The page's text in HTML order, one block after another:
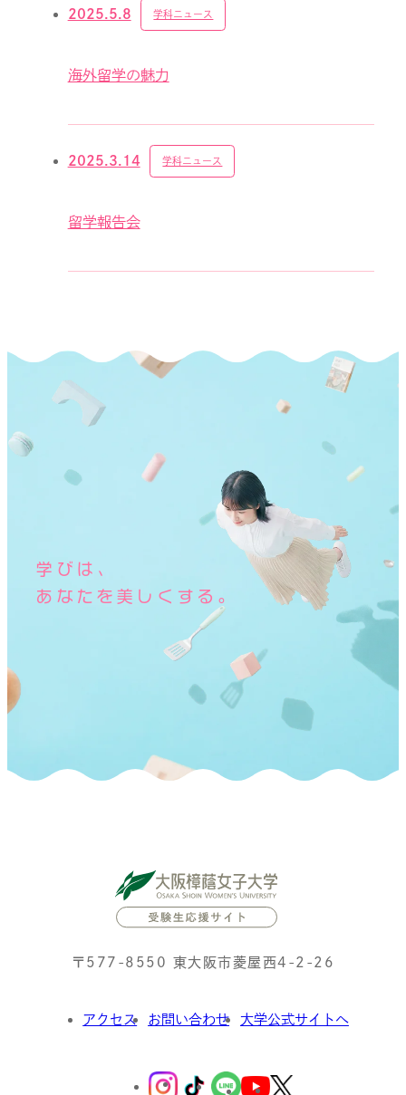
海外留学の魅力
2025.5.8 学科ニュース
留学報告会
2025.3.14 学科ニュース
学びは、
あなたを美しくする。
〒577-8550 東大阪市菱屋西4-2-26
アクセス
お問い合わせ
サ
大学公式サイトへ
外 外 外 外 外